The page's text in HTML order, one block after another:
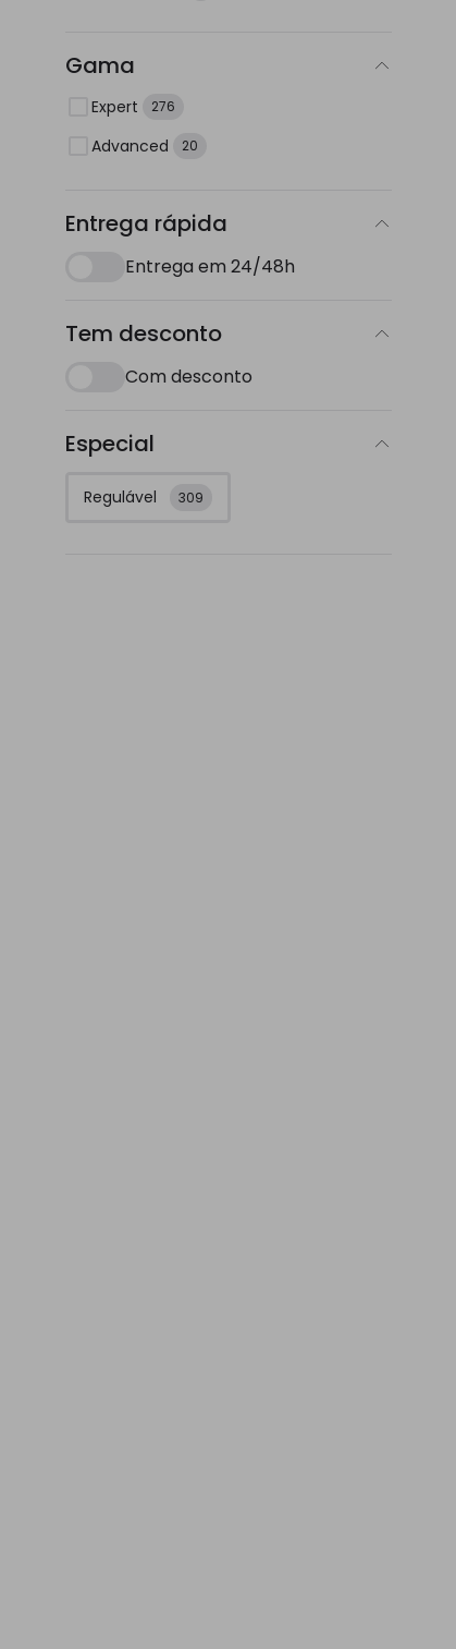
Gama
Expert 276
Advanced 20
Entrega rápida
Entrega em 24/48h
Tem desconto
Com desconto
Especial
Regulável 309